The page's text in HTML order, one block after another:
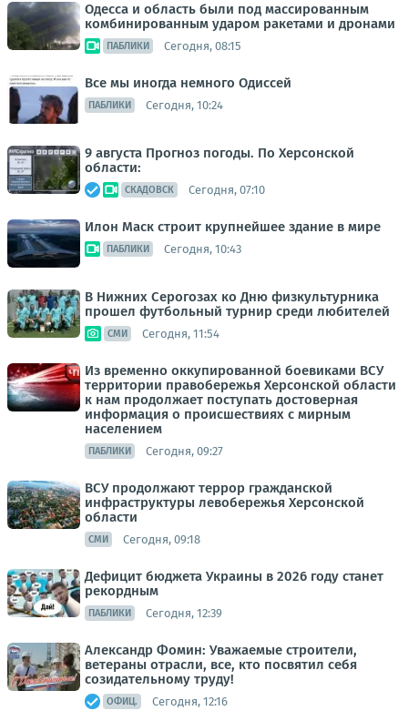
Одесса и область были под массированным
комбинированным ударом ракетами и дронами
ПАБЛИКИ Сегодня, 08:15
Все мы иногда немного Одиссей
ПАБЛИКИ Сегодня, 10:24
9 августа Прогноз погоды. По Херсонской
области:
СКАДОВСК Сегодня, 07:10
Илон Маск строит крупнейшее здание в мире
ПАБЛИКИ Сегодня, 10:43
В Нижних Серогозах ко Дню физкультурника
прошел футбольный турнир среди любителей
СМИ Сегодня, 11:54
Из временно оккупированной боевиками ВСУ
территории правобережья Херсонской области
к нам продолжает поступать достоверная
информация о происшествиях с мирным
населением
ПАБЛИКИ Сегодня, 09:27
ВСУ продолжают террор гражданской
инфраструктуры левобережья Херсонской
области
СМИ Сегодня, 09:18
Дефицит бюджета Украины в 2026 году станет
рекордным
ПАБЛИКИ Сегодня, 12:39
Александр Фомин: Уважаемые строители,
ветераны отрасли, все, кто посвятил себя
созидательному труду!
ОФИЦ. Сегодня, 12:16